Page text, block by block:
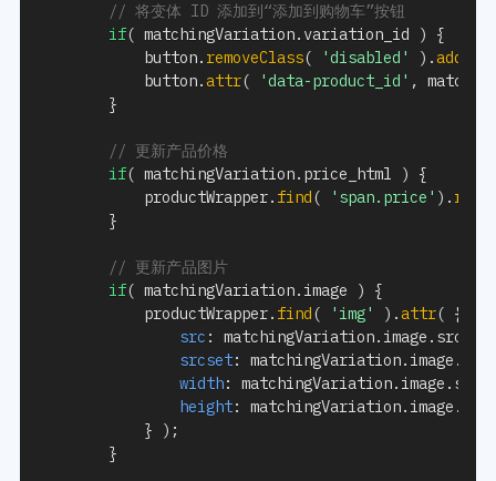
// 将变体 ID 添加到“添加到购物车”按钮
if( matchingVariation. variation_id )
{
			button
. removeClass( 'disabled' ) .
			button
.attr( 'data-product_id' ,
}
// 更新产品价格
if( matchingVariation. price_html )
{
			productWrapper
. find( 'span.price' ) .
}
// 更新产品图片
if( matchingVariation. image )
{
			productWrapper
. find( 'img' ) .attr( {
src : matchingVariation. image . src
srcset: matchingVariation. image .
width: matchingVariation. image .
height: matchingVariation. image .
}
) ;
}